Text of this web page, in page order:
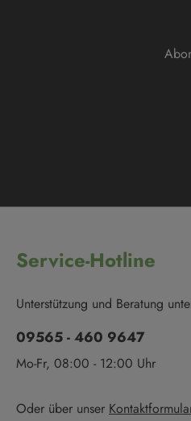
Service-Hotline
Unterstützung und Beratung
09565 - 460 9647
Mo-Fr, 08:00 - 12:00 Uhr
Oder über unser